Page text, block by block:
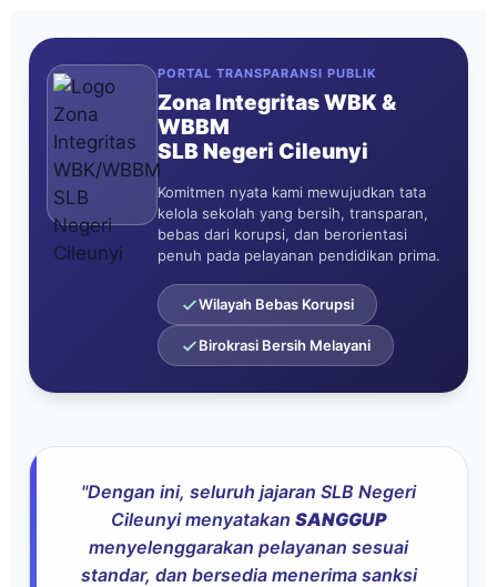
PORTAL TRANSPARANSI PUBLIK
Zona Integritas WBK &
WBBM
SLB Negeri Cileunyi
Komitmen nyata kami mewujudkan tata
kelola sekolah yang bersih, transparan,
bebas dari korupsi, dan berorientasi
penuh pada pelayanan pendidikan prima.
Wilayah Bebas Korupsi
Birokrasi Bersih Melayani
"Dengan ini, seluruh jajaran SLB Negeri
Cileunyi menyatakan SANGGUP
menyelenggarakan pelayanan sesuai
standar, dan bersedia menerima sanksi